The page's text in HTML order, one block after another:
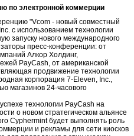
по электронной коммерции
"Vcom - новый совместный
с использованием технологии
запуску нового международного
пресс-конференции: от
Алкор Холдинг,
PayCash, от американской
продвижение технологии
корпорация 7-Eleven, Inc.,
магазинов 24-часового
технологии PayCash на
о новом стратегическом альянсе
Cyphermint будет выполнять роль
и рекламы для сети киосков